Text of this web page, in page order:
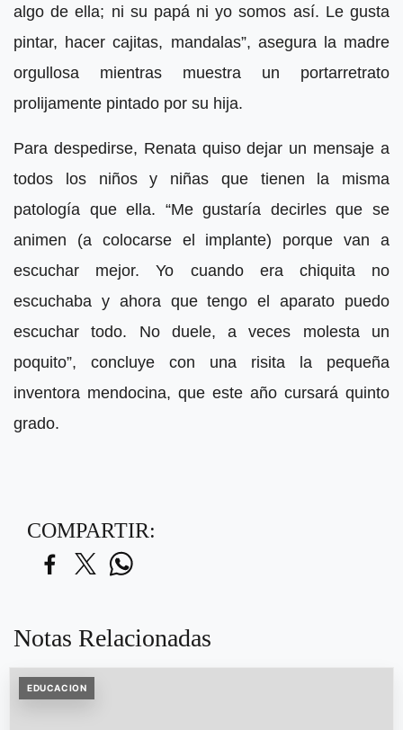
algo de ella; ni su papá ni yo somos así. Le gusta
pintar, hacer cajitas, mandalas”, asegura la madre
orgullosa mientras muestra un portarretrato
prolijamente pintado por su hija.
Para despedirse, Renata quiso dejar un mensaje a
todos los niños y niñas que tienen la misma
patología que ella. “Me gustaría decirles que se
animen (a colocarse el implante) porque van a
escuchar mejor. Yo cuando era chiquita no
escuchaba y ahora que tengo el aparato puedo
escuchar todo. No duele, a veces molesta un
poquito”, concluye con una risita la pequeña
inventora mendocina, que este año cursará quinto
grado.
COMPARTIR:
Notas Relacionadas
EDUCACION